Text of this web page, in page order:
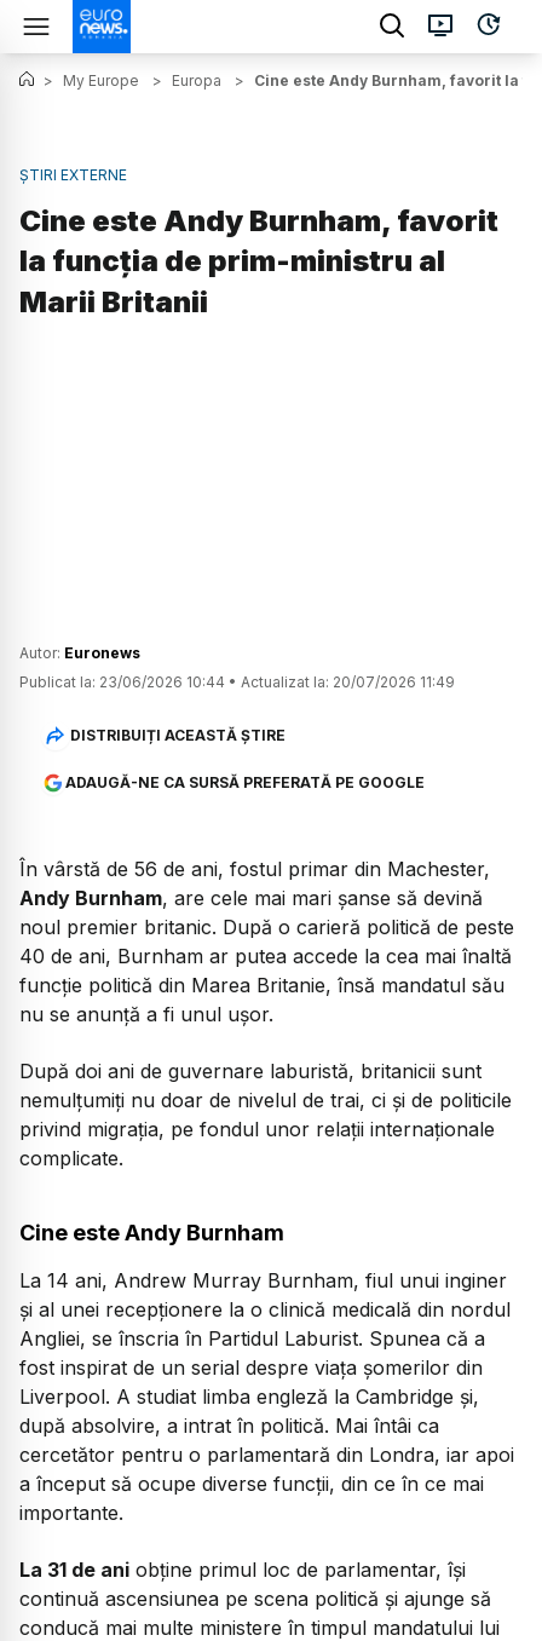
> My Europe > Europa > Cine este Andy Burnham, favorit la
ȘTIRI EXTERNE
Cine este Andy Burnham, favorit
la funcția de prim-ministru al
Marii Britanii
Autor: Euronews
Publicat la: 23/06/2026 10:44 • Actualizat la: 20/07/2026 11:49
DISTRIBUIȚI ACEASTĂ ȘTIRE
ADAUGĂ-NE CA SURSĂ PREFERATĂ PE GOOGLE
În vârstă de 56 de ani, fostul primar din Machester,
Andy Burnham, are cele mai mari șanse să devină
noul premier britanic. După o carieră politică de peste
40 de ani, Burnham ar putea accede la cea mai înaltă
funcție politică din Marea Britanie, însă mandatul său
nu se anunță a fi unul ușor.
După doi ani de guvernare laburistă, britanicii sunt
nemulțumiți nu doar de nivelul de trai, ci și de politicile
privind migrația, pe fondul unor relații internaționale
complicate.
Cine este Andy Burnham
La 14 ani, Andrew Murray Burnham, fiul unui inginer
și al unei recepționere la o clinică medicală din nordul
Angliei, se înscria în Partidul Laburist. Spunea că a
fost inspirat de un serial despre viața șomerilor din
Liverpool. A studiat limba engleză la Cambridge și,
după absolvire, a intrat în politică. Mai întâi ca
cercetător pentru o parlamentară din Londra, iar apoi
a început să ocupe diverse funcții, din ce în ce mai
importante.
La 31 de ani obține primul loc de parlamentar, își
continuă ascensiunea pe scena politică și ajunge să
conducă mai multe ministere în timpul mandatului lui